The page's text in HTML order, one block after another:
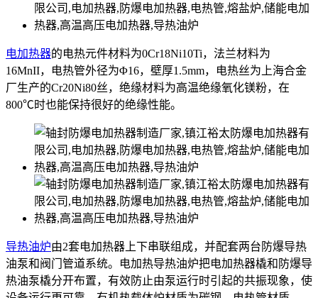
电加热器的电热元件材料为0Cr18Ni10Ti，法兰材料为
16MnII，电热管外径为Φ16，壁厚1.5mm，电热丝为上海合金
厂生产的Cr20Ni80丝，绝缘材料为高温绝缘氧化镁粉，在
800℃时也能保持很好的绝缘性能。
导热油炉由2套电加热器上下串联组成，并配套两台防爆导热
油泵和阀门管道系统。电加热导热油炉把电加热器橇和防爆导
热油泵橇分开布置，有效防止由泵运行时引起的共振现象，使